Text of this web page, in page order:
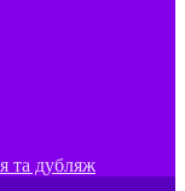
та дубляж